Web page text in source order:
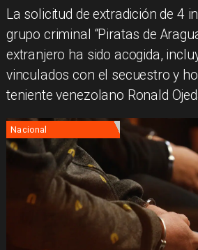
La solicitud de extradición de 4
grupo criminal “Piratas de
extranjero ha sido acogida,
vinculados con el secuestro y
teniente venezolano Ronald
Nacional